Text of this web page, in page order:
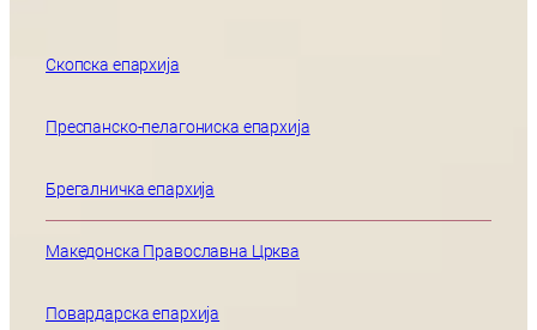
Скопска епархија
Преспанско-пелагониска епархија
Брегалничка епархија
Македонска Православна Црква
Повардарска епархија